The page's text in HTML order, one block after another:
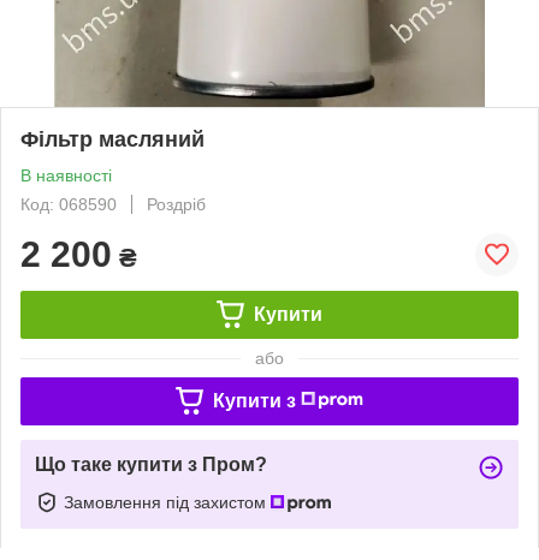
Фільтр масляний
В наявності
Код: 068590
Роздріб
2 200 ₴
Купити
або
Купити з
Що таке купити з Пром?
Замовлення під захистом